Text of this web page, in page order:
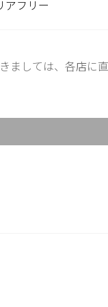
アフリー
ましては、各店に